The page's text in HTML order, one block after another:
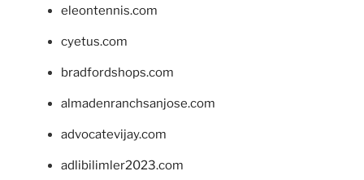
eleontennis.com
cyetus.com
bradfordshops.com
almadenranchsanjose.com
advocatevijay.com
adlibilimler2023.com